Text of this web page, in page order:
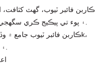
به 3K مٿاڇري پيڪنگ beautification ۽ پوء تي پيڪيج ڪري سگهجي ٿو.
12k، ۽ ڪارو ميٽ، چمڪندڙ سڀ ٺيڪ آهي.